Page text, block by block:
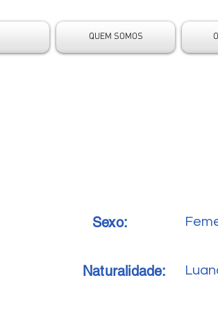
QUEM SOMOS
Sexo:
Naturalidade: